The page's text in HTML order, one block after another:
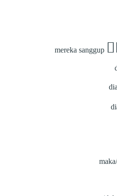
mereka sanggup